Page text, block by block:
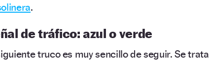
.
de tráfico: azul o verde
truco es muy sencillo de seguir. Se